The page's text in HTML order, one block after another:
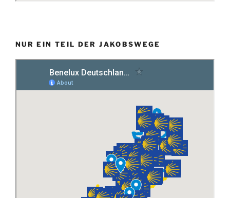
NUR EIN TEIL DER JAKOBSWEGE